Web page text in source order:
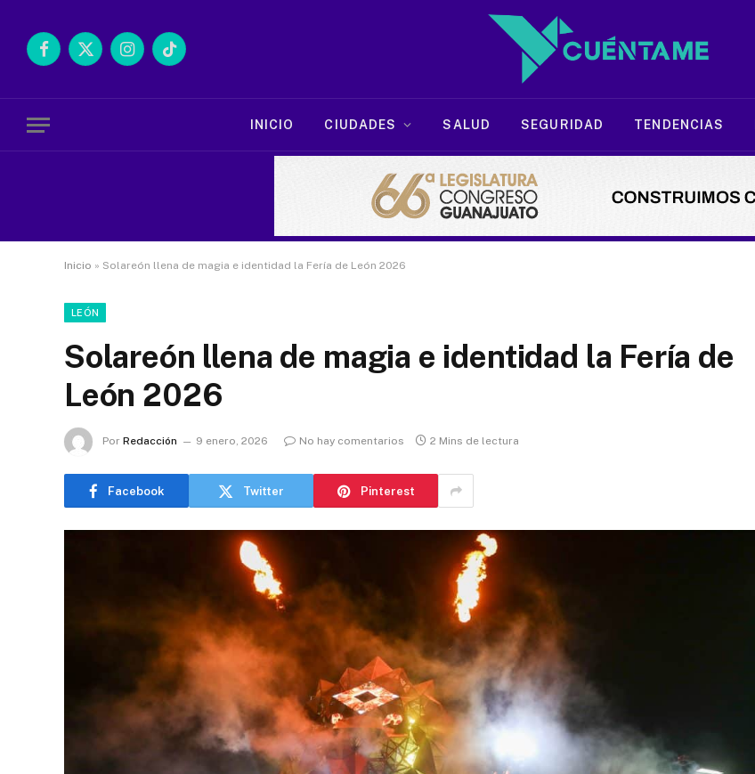
Facebook
X
InstagramTikTok
INICIO CIUDADES SALUD SEGURIDAD TENDENCIAS
Inicio » Solareón llena de magia e identidad la Fería de León 2026
LEÓN
Solareón llena de magia e identidad la Fería de
León 2026
Por Redacción 9 enero, 2026 No hay comentarios 2 Mins de lectura
Facebook Twitter Pinterest